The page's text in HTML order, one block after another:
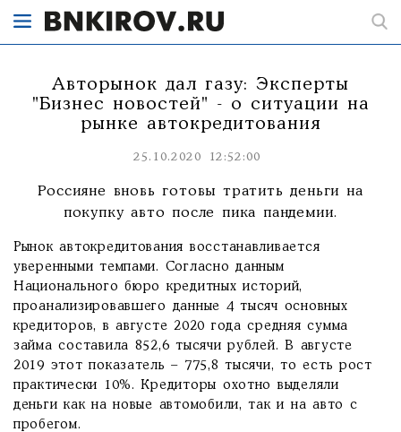
Авторынок дал газу: Эксперты
"Бизнес новостей" - о ситуации на
рынке автокредитования
25.10.2020 12:52:00
Россияне вновь готовы тратить деньги на
покупку авто после пика пандемии.
Рынок автокредитования восстанавливается
уверенными темпами. Согласно данным
Национального бюро кредитных историй,
проанализировавшего данные 4 тысяч основных
кредиторов, в августе 2020 года средняя сумма
займа составила 852,6 тысячи рублей. В августе
2019 этот показатель – 775,8 тысячи, то есть рост
практически 10%. Кредиторы охотно выделяли
деньги как на новые автомобили, так и на авто с
пробегом.